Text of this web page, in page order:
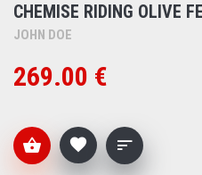
CHEMISE RIDING OLIVE
JOHN DOE
269.00 €